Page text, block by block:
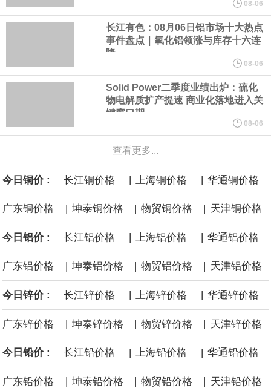
亿美元。其中，首艘“特朗普级”战列舰“无畏”号预估造价比原来至少
INC）：CBOE 欧洲清算所将于 8 月 24 日起，将证券融资交易清算
全球科技股波动性的加剧。 日本市场中，软银股价收盘下跌4.4%，
芯片设备制造商东京电子股价下跌近6%，日本存储芯片制造商铠侠
股价下跌超过10%。
WPP股价料创1992年以来最大单日涨幅，上涨25%至11个月高位。
08-06
长江有色：08月06日铝市场十大热点
事件盘点｜氧化铝领涨与库存十六连
降
08-06
Solid Power二季度业绩出炉：硫化
物电解质扩产提速 商业化落地进入关
键窗口期
08-06
查看更多...
今日铜价 : 长江铜价格 | 上海铜价格 | 华通铜价格
广东铜价格 | 坤泰铜价格 | 物贸铜价格 | 天津铜价格
今日铝价 : 长江铝价格 上海铝价格 华通铝价格
广东铝价格 | 坤泰铝价格 | 物贸铝价格 | 天津铝价格
今日锌价 : 长江锌价格 上海锌价格 华通锌价格
广东锌价格 | 坤泰锌价格 | 物贸锌价格 | 天津锌价格
今日铅价 : 长江铅价格 | 上海铅价格 | 华通铅价格
广东铅价格 坤泰铅价格 物贸铅价格 天津铅价格